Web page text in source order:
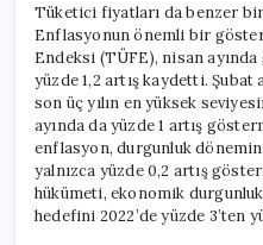
Tüketici fiyatları da benzer
Enflasyonun önemli bir
Endeksi (TÜFE), nisan
yüzde 1,2 artış kaydetti. Şubat
son üç yılın en yüksek
ayında da yüzde 1 artış
enflasyon, durgunluk
yalnızca yüzde 0,2 artış
hükümeti, ekonomik
hedefini 2022’de yüzde 3’ten